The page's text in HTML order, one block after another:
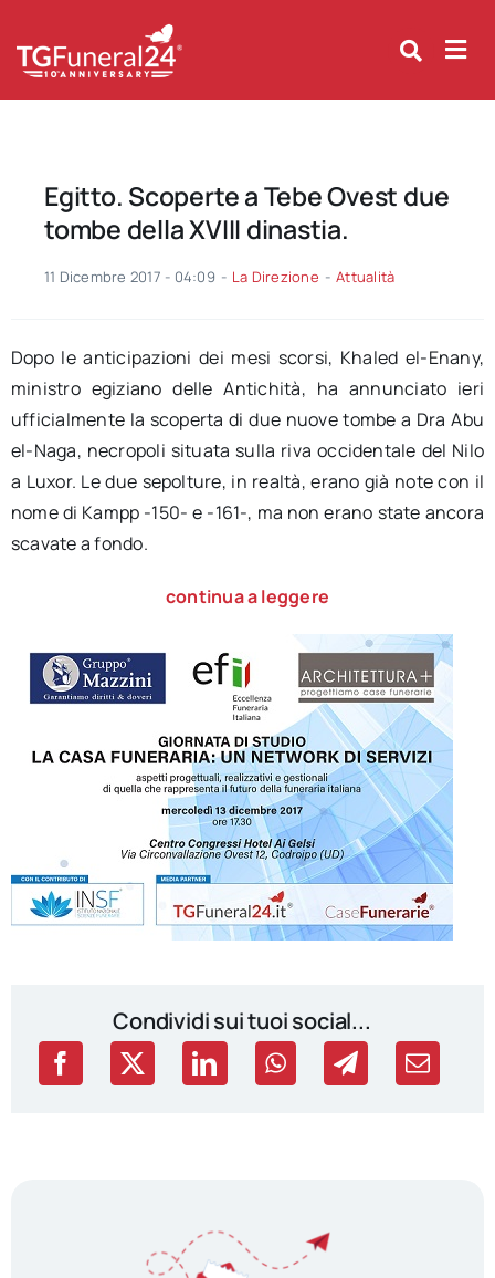
content
Egitto. Scoperte a Tebe Ovest due
tombe della XVIII dinastia.
11 Dicembre 2017 - 04:09 - La Direzione - Attualità
Dopo le anticipazioni dei mesi scorsi, Khaled el-Enany,
ministro egiziano delle Antichità, ha annunciato ieri
ufficialmente la scoperta di due nuove tombe a Dra Abu
el-Naga, necropoli situata sulla riva occidentale del Nilo
a Luxor. Le due sepolture, in realtà, erano già note con il
nome di Kampp -150- e -161-, ma non erano state ancora
scavate a fondo.
continua a leggere
Condividi sui tuoi social...